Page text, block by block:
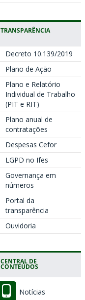
TRANSPARÊNCIA
Decreto 10.139/2019
Plano de Ação
Plano e Relatório
Individual de Trabalho
(PIT e RIT)
Plano anual de
contratações
Despesas Cefor
LGPD no Ifes
Governança em
números
Portal da
transparência
Ouvidoria
CENTRAL DE
CONTEÚDOS
Notícias